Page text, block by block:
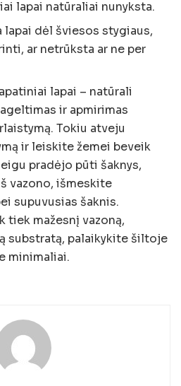
lapai natūraliai nunyksta.
lapai dėl šviesos stygiaus,
ar netrūksta ar ne per
lapai – natūrali
ir apmirimas
Tokiu atveju
ir leiskite žemei beveik
pradėjo pūti šaknys,
vazono, išmeskite
supuvusias šaknis.
tiek mažesnį vazoną,
substratą, palaikykite šiltoje
minimaliai.